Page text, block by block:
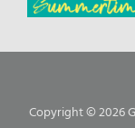
Copyright © 2026